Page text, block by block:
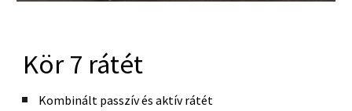
Kör7 rátét
Kombinált passzív és aktív rátét